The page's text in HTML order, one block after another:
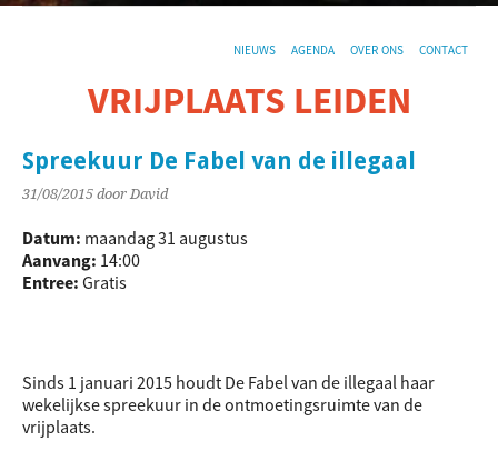
NIEUWS AGENDA OVER ONS CONTACT
VRIJPLAATS LEIDEN
Spreekuur De Fabel van de illegaal
31/08/2015 door David
Datum: maandag 31 augustus
Aanvang: 14:00
Entree: Gratis
Sinds 1 januari 2015 houdt De Fabel van de illegaal haar
wekelijkse spreekuur in de ontmoetingsruimte van de
vrijplaats.